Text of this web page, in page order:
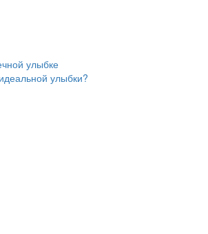
улыбке
улыбки?